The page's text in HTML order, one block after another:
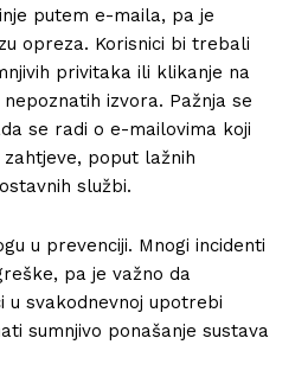
putem e-maila, pa je
opreza. Korisnici bi trebali
privitaka ili klikanje na
izvora. Pažnja se
se radi o e-mailovima koji
poput lažnih
službi.
u prevenciji. Mnogi incidenti
pa je važno da
u svakodnevnoj upotrebi
sumnjivo ponašanje sustava